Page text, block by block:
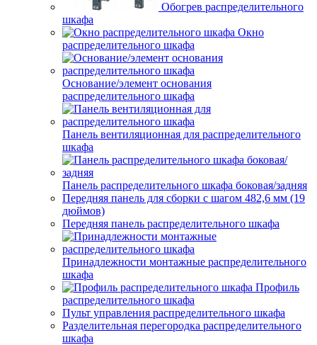
Обогрев распределительного
шкафа
Окно
распределительного шкафа
Основание/элемент основания
распределительного шкафа
Панель вентиляционная для распределительного
шкафа
Панель распределительного шкафа боковая/задняя
Передняя панель для сборки с шагом 482,6 мм (19
дюймов)
Передняя панель распределительного шкафа
Принадлежности монтажные распределительного
шкафа
Профиль
распределительного шкафа
Пульт управления распределительного шкафа
Разделительная перегородка распределительного
шкафа